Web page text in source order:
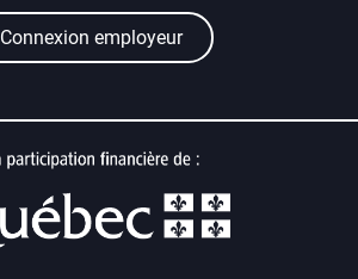
Connexion employeur